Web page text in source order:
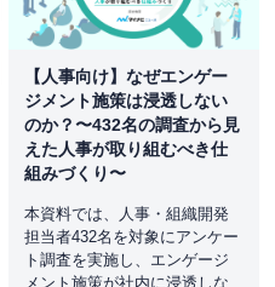
【人事向け】なぜエンゲー
ジメント施策は浸透しない
のか？〜432名の調査から見
えた人事が取り組むべき仕
組みづくり〜
本資料では、人事・組織開発
担当者432名を対象にアンケー
ト調査を実施し、エンゲージ
メント施策が社内に浸透しな